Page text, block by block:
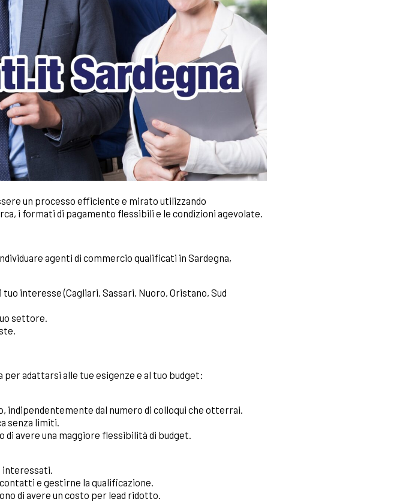
un processo efficiente e mirato utilizzando
i formati di pagamento flessibili e le condizioni agevolate.
agenti di commercio qualificati in Sardegna,
interesse (Cagliari, Sassari, Nuoro, Oristano, Sud
settore.
adattarsi alle tue esigenze e al tuo budget:
indipendentemente dal numero di colloqui che otterrai.
senza limiti.
di avere una maggiore flessibilità di budget.
interessati.
e gestirne la qualificazione.
di avere un costo per lead ridotto.